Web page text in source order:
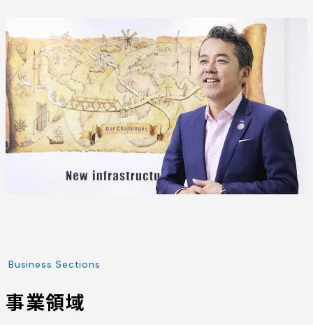
Business Sections
事業領域